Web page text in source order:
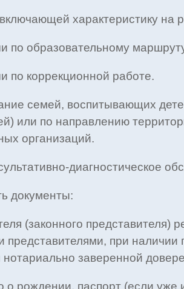
характеристику на
по образовательному
по коррекционной работе.
семей, воспитывающих
или по направлению
организаций.
диагностическое
документы:
(законного представителя)
представителями, при
заверенной
о рождении, паспорт (если уже